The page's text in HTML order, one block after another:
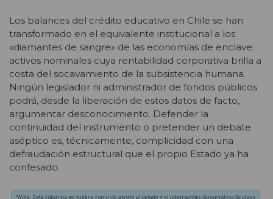
Los balances del crédito educativo en Chile se han
transformado en el equivalente institucional a los
«diamantes de sangre» de las economías de enclave:
activos nominales cuya rentabilidad corporativa brilla a
costa del socavamiento de la subsistencia humana.
Ningún legislador ni administrador de fondos públicos
podrá, desde la liberación de estos datos de facto,
argumentar desconocimiento. Defender la
continuidad del instrumento o pretender un debate
aséptico es, técnicamente, complicidad con una
defraudación estructural que el propio Estado ya ha
confesado.